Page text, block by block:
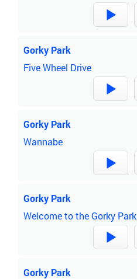
Gorky Park
Five Wheel Drive
Gorky Park
Wannabe
Gorky Park
Welcome to the Gorky Park
Gorky Park